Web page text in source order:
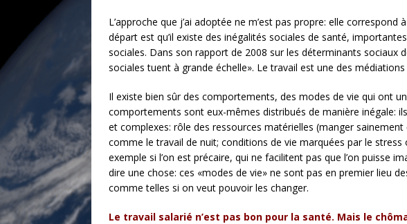
L’approche que j’ai adoptée ne m’est pas propre: elle
départ est qu’il existe des inégalités sociales de santé,
sociales. Dans son rapport de 2008 sur les déterminants sociaux
sociales tuent à grande échelle». Le travail est une des
Il existe bien sûr des comportements, des modes de vie qui ont
comportements sont eux-mêmes distribués de manière inégale:
et complexes: rôle des ressources matérielles (manger
comme le travail de nuit; conditions de vie marquées par le
exemple si l’on est précaire, qui ne facilitent pas que l’on
dire une chose: ces «modes de vie» ne sont pas en premier lieu
comme telles si on veut pouvoir les changer.
Le travail salarié n’est pas bon pour la santé. Mais le